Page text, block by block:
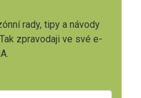
rady, tipy a návody
zpravodaji ve své e-